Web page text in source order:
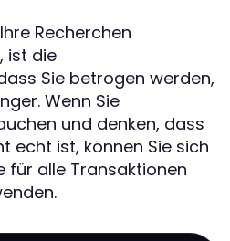
Recherchen
ist die
Sie betrogen werden,
Wenn Sie
und denken, dass
echt ist, können Sie sich
für alle Transaktionen